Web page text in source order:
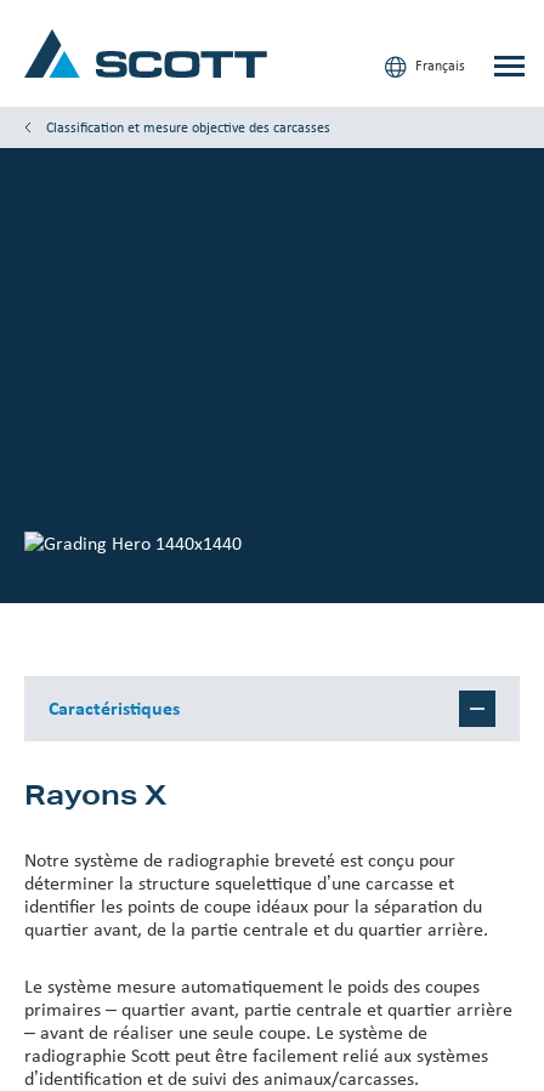
Français
Nos clients
Classification et mesure objective des carcasses
Caractéristiques
Rayons X
Notre système de radiographie breveté est conçu pour
déterminer la structure squelettique d’une carcasse et
identifier les points de coupe idéaux pour la séparation du
quartier avant, de la partie centrale et du quartier arrière.
Le système mesure automatiquement le poids des coupes
primaires – quartier avant, partie centrale et quartier arrière
– avant de réaliser une seule coupe. Le système de
radiographie Scott peut être facilement relié aux systèmes
d’identification et de suivi des animaux/carcasses.